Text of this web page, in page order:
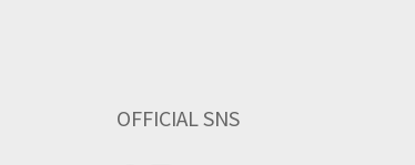
OFFICIAL SNS